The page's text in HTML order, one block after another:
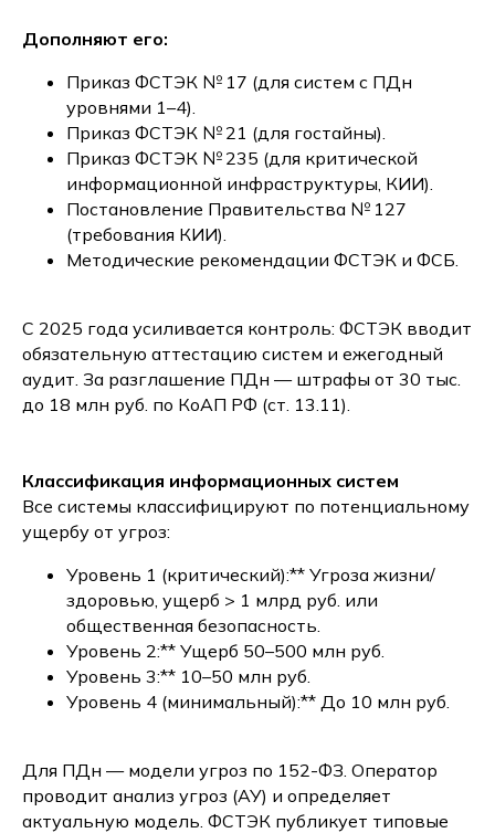
Дополняют его:
Приказ ФСТЭК № 17 (для систем с ПДн
уровнями 1–4).
Приказ ФСТЭК № 21 (для гостайны).
Приказ ФСТЭК № 235 (для критической
информационной инфраструктуры, КИИ).
Постановление Правительства № 127
(требования КИИ).
Методические рекомендации ФСТЭК и ФСБ.
С 2025 года усиливается контроль: ФСТЭК вводит
обязательную аттестацию систем и ежегодный
аудит. За разглашение ПДн — штрафы от 30 тыс.
до 18 млн руб. по КоАП РФ (ст. 13.11).
Классификация информационных систем
Все системы классифицируют по потенциальному
ущербу от угроз:
Уровень 1 (критический):** Угроза жизни/
здоровью, ущерб > 1 млрд руб. или
общественная безопасность.
Уровень 2:** Ущерб 50–500 млн руб.
Уровень 3:** 10–50 млн руб.
Уровень 4 (минимальный):** До 10 млн руб.
Для ПДн — модели угроз по 152-ФЗ. Оператор
проводит анализ угроз (АУ) и определяет
актуальную модель. ФСТЭК публикует типовые